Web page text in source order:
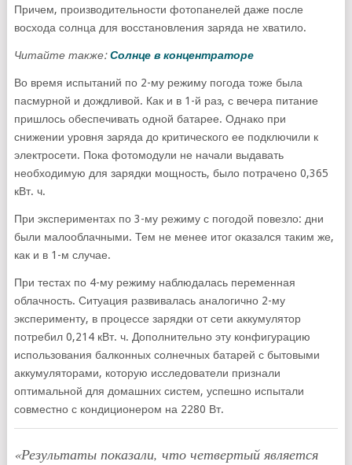
Причем, производительности фотопанелей даже после
восхода солнца для восстановления заряда не хватило.
Читайте также:Солнце в концентраторе
Во время испытаний по 2-му режиму погода тоже была
пасмурной и дождливой. Как и в 1-й раз, с вечера питание
пришлось обеспечивать одной батарее. Однако при
снижении уровня заряда до критического ее подключили к
электросети. Пока фотомодули не начали выдавать
необходимую для зарядки мощность, было потрачено 0,365
кВт. ч.
При экспериментах по 3-му режиму с погодой повезло: дни
были малооблачными. Тем не менее итог оказался таким же,
как и в 1-м случае.
При тестах по 4-му режиму наблюдалась переменная
облачность. Ситуация развивалась аналогично 2-му
эксперименту, в процессе зарядки от сети аккумулятор
потребил 0,214 кВт. ч. Дополнительно эту конфигурацию
использования балконных солнечных батарей с бытовыми
аккумуляторами, которую исследователи признали
оптимальной для домашних систем, успешно испытали
совместно с кондиционером на 2280 Вт.
«Результаты показали, что четвертый является